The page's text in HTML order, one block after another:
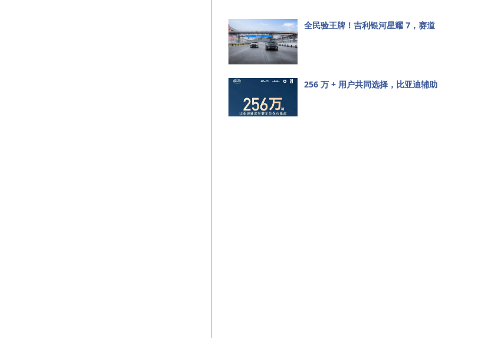
全民验王牌！吉利银河星耀 7，赛道
256 万 + 用户共同选择，比亚迪辅助